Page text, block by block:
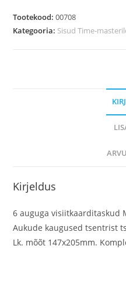
visiitkaarditaskud
(5
Tootekood:00708
Kategooria: Sisud Time-
Kirjeldus
6 auguga visiitkaarditaskud
Aukude kaugused tsentrist
Lk. mõõt 147x205mm.